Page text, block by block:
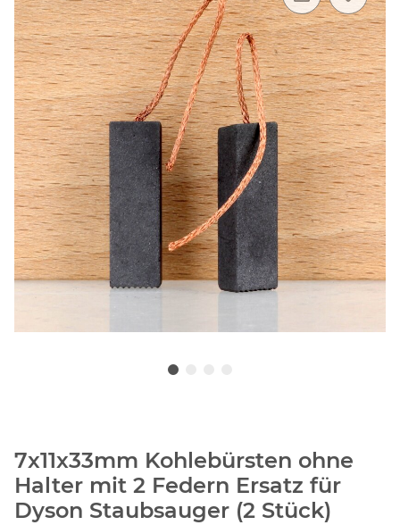
7x11x33mm Kohlebürsten ohne
Halter mit 2 Federn Ersatz für
Dyson Staubsauger (2 Stück)